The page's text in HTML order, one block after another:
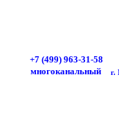
+7 (499) 963-31-58
многоканальный
г.